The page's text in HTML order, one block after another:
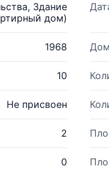
Здание
дом)
1968
10
Не присвоен
2
0